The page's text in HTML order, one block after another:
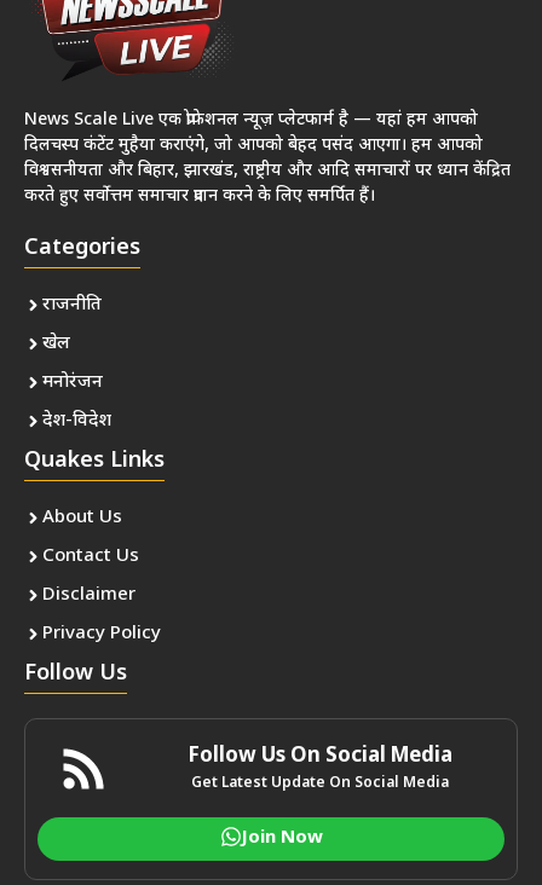
News Scale Live एक प्रोफेशनल न्यूज़ प्लेटफार्म है — यहां हम आपको
दिलचस्प कंटेंट मुहैया कराएंगे, जो आपको बेहद पसंद आएगा। हम आपको
विश्वसनीयता और बिहार, झारखंड, राष्ट्रीय और आदि समाचारों पर ध्यान केंद्रित
करते हुए सर्वोत्तम समाचार प्रदान करने के लिए समर्पित हैं।
Categories
राजनीति
खेल
मनोरंजन
देश-विदेश
Quakes Links
About Us
Contact Us
Disclaimer
Privacy Policy
Follow Us
Follow Us On Social Media
Get Latest Update On Social Media
Join Now